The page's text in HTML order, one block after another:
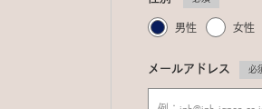
男性 女性
メールアドレス 必